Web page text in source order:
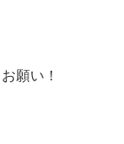
願い！